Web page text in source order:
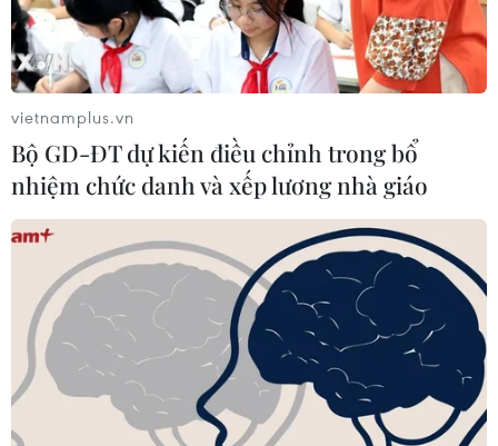
Đức không có kế hoạch hỗ trợ các khoản
vay chung của EU
11/10/2022 14:53
Một nguồn tin chính phủ Đức bác bỏ một báo cáo truyền
thông nói rằng Thủ tướng Olaf Scholz đã ủng hộ phát
vietnamplus.vn
Bộ GD-ĐT dự kiến điều chỉnh trong bổ
nhiệm chức danh và xếp lương nhà giáo